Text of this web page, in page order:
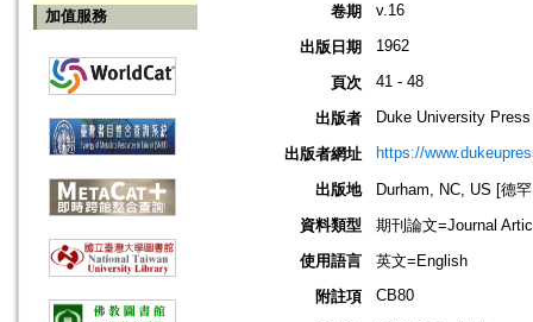
加值服務 卷期 v.16
出版日期 1962
頁次 41 - 48
出版者 Duke University Press
出版者網址 https://
出版地
Durham, NC, US [德
資料類型
期刊論文=Journal
使用語言
英文=English
附註項
CB80